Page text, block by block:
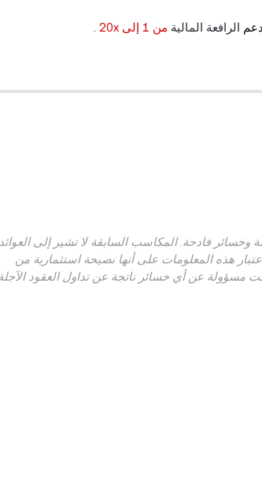
الرافعة المالية من 1 إلى 20x
فادحة. المكاسب السابقة لا تشير إلى العوائد
هذه المعلومات على أنها نصيحة استثمارية من